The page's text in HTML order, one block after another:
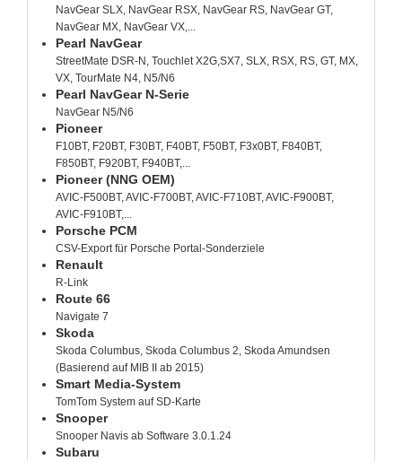
NavGear SLX, NavGear RSX, NavGear RS, NavGear GT,
NavGear MX, NavGear VX,...
Pearl NavGear
StreetMate DSR-N, Touchlet X2G,SX7, SLX, RSX, RS, GT, MX,
VX, TourMate N4, N5/N6
Pearl NavGear N-Serie
NavGear N5/N6
Pioneer
F10BT, F20BT, F30BT, F40BT, F50BT, F3x0BT, F840BT,
F850BT, F920BT, F940BT,...
Pioneer (NNG OEM)
AVIC-F500BT, AVIC-F700BT, AVIC-F710BT, AVIC-F900BT,
AVIC-F910BT,...
Porsche PCM
CSV-Export für Porsche Portal-Sonderziele
Renault
R-Link
Route 66
Navigate 7
Skoda
Skoda Columbus, Skoda Columbus 2, Skoda Amundsen
(Basierend auf MIB II ab 2015)
Smart Media-System
TomTom System auf SD-Karte
Snooper
Snooper Navis ab Software 3.0.1.24
Subaru